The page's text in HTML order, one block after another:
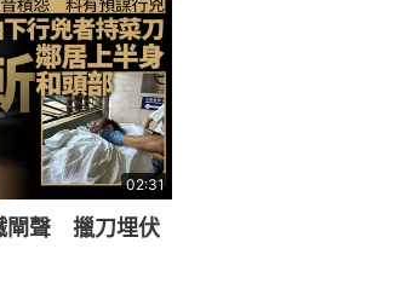
02:31
閘聲 擸刀埋伏